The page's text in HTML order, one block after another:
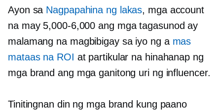
Ayon sa Nagpapahina ng lakas, mga account
na may 5,000-6,000 ang mga tagasunod ay
malamang na magbibigay sa iyo ng a mas
mataas na ROI at partikular na hinahanap ng
mga brand ang mga ganitong uri ng influencer.
Tinitingnan din ng mga brand kung paano